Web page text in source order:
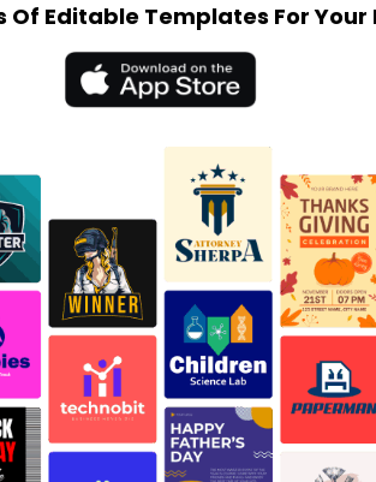
Of Editable Templates For Your